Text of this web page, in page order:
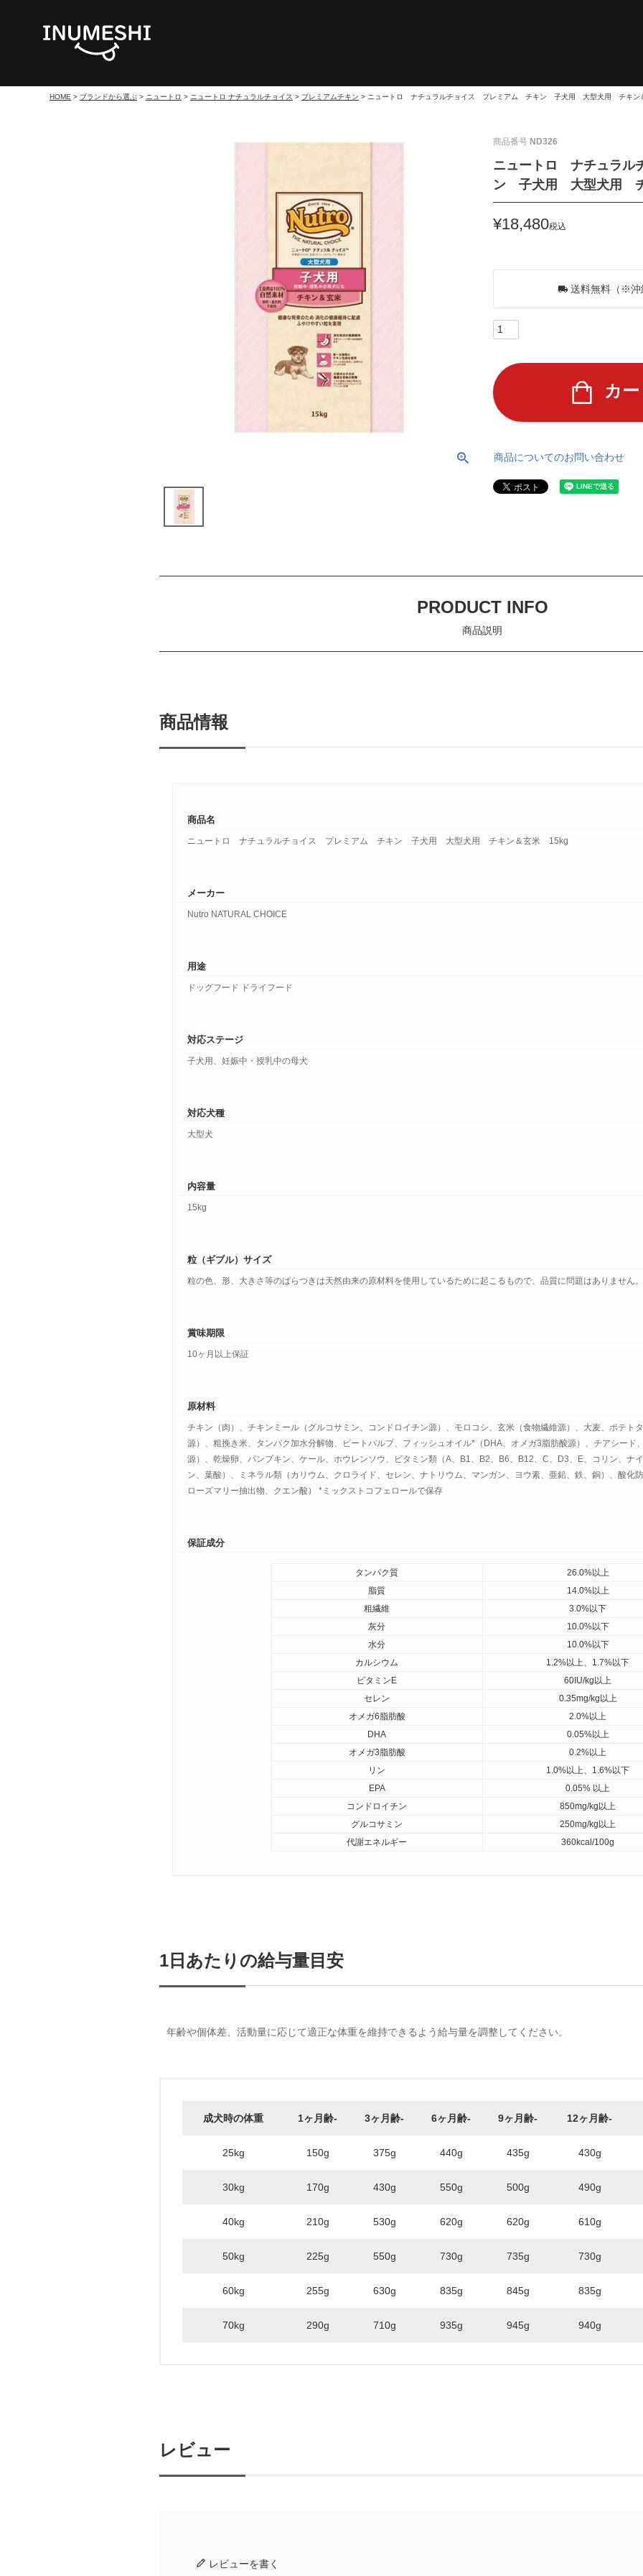
HOME ブランドから選ぶ ニュートロ ニュートロ ナチュラルチョイス プレミアムチキン ニュートロ ナチュラルチョイス プレミアム チキン 子犬用 大型犬用 チキ
商品番号 ND326
ニュートロ ナチュラ
ン 子犬用 大型犬用
¥18,480税込
送料無料（※沖
カ
商品についてのお問い合わせ
PRODUCT INFO
商品説明
商品情報
商品名
ニュートロ ナチュラルチョイス プレミアム チキン 子犬用 大型犬用 チキン＆玄米 15kg
メーカー
Nutro NATURAL CHOICE
用途
ドッグフード ドライフード
対応ステージ
子犬用、妊娠中・授乳中の母犬
対応犬種
大型犬
内容量
15kg
粒（ギブル）サイズ
粒の色、形、大きさ等のばらつきは天然由来の原材料を使用しているために起こるもので、品質に問題はありません。
賞味期限
10ヶ月以上保証
原材料
チキン（肉）、チキンミール（グルコサミン、コンドロイチン源）、モロコシ、玄米（食物繊維源）、大麦、ポテト
源）、粗挽き米、タンパク加水分解物、ビートパルプ、フィッシュオイル*（DHA、オメガ3脂肪酸源）、チアシード
源）、乾燥卵、パンプキン、ケール、ホウレンソウ、ビタミン類（A、B1、B2、B6、B12、C、D3、E、コリン、ナ
ン、葉酸）、ミネラル類（カリウム、クロライド、セレン、ナトリウム、マンガン、ヨウ素、亜鉛、鉄、銅）、酸化
ローズマリー抽出物、クエン酸） *ミックストコフェロールで保存
保証成分
タンパク質
26.0%以上
脂質
14.0%以上
粗繊維
3.0%以下
灰分
10.0%以下
水分
10.0%以下
カルシウム
1.2%以上、1.7%以下
ビタミンE
60IU/kg以上
セレン
0.35mg/kg以上
オメガ6脂肪酸
2.0%以上
DHA
0.05%以上
オメガ3脂肪酸
0.2%以上
リン
1.0%以上、1.6%以下
EPA
0.05% 以上
コンドロイチン
850mg/kg以上
グルコサミン
250mg/kg以上
代謝エネルギー
360kcal/100g
1日あたりの給与量目安
年齢や個体差、活動量に応じて適正な体重を維持できるよう給与量を調整してください。
成犬時の体重 1ヶ月齢- 3ヶ月齢- 6ヶ月齢- 9ヶ月齢- 12ヶ月齢-
25kg 150g 375g 440g 435g 430g
30kg 170g 430g 550g 500g 490g
40kg 210g 530g 620g 620g 610g
50kg 225g 550g 730g 735g 730g
60kg 255g 630g 835g 845g 835g
70kg 290g 710g 935g 945g 940g
レビュー
レビューを書く